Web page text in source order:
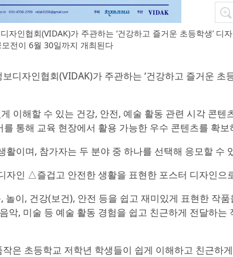
자인협회(VIDAK)가 주관하는 ‘건강하고 즐거운 초등학생’ 디자
모전이 6월 30일까지 개최된다
디자인협회(VIDAK)가 주관하는 ‘건강하고 즐거운 초
이해할 수 있는 건강, 안전, 예술 활동 관련 시각 콘텐
통해 교육 현장에서 활용 가능한 우수 콘텐츠를 확
이며, 참가자는 두 분야 중 하나를 선택해 응모할 수
인 △즐겁고 안전한 생활을 표현한 포스터 디자인으
이, 건강(보건), 안전 등을 쉽고 재미있게 표현한 작
악, 미술 등 예술 활동 경험을 쉽고 친근하게 전달하는
은 초등학교 저학년 학생들이 쉽게 이해하고 친근하